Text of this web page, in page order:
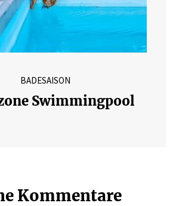
BADESAISON
Swimmingpool
Kommentare